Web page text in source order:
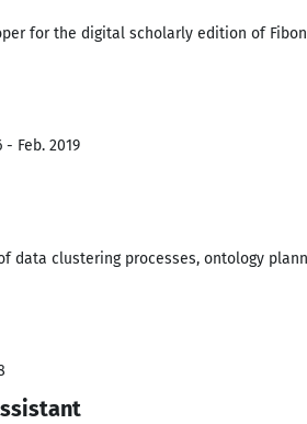
for the digital scholarly edition of
- Feb. 2019
data clustering processes, ontology